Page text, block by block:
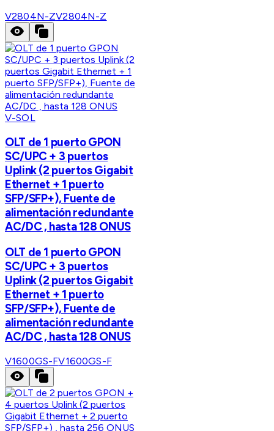
V2804N-ZV2804N-Z
V-SOL
OLT de 1 puerto GPON
SC/UPC + 3 puertos
Uplink (2 puertos Gigabit
Ethernet + 1 puerto
SFP/SFP+), Fuente de
alimentación redundante
AC/DC , hasta 128 ONUS
OLT de 1 puerto GPON
SC/UPC + 3 puertos
Uplink (2 puertos Gigabit
Ethernet + 1 puerto
SFP/SFP+), Fuente de
alimentación redundante
AC/DC , hasta 128 ONUS
V1600GS-FV1600GS-F